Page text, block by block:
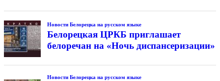
Новости Белорецка на русском языке
Белорецкая ЦРКБ приглашает
белоречан на «Ночь диспансеризации»
Новости Белорецка на русском языке